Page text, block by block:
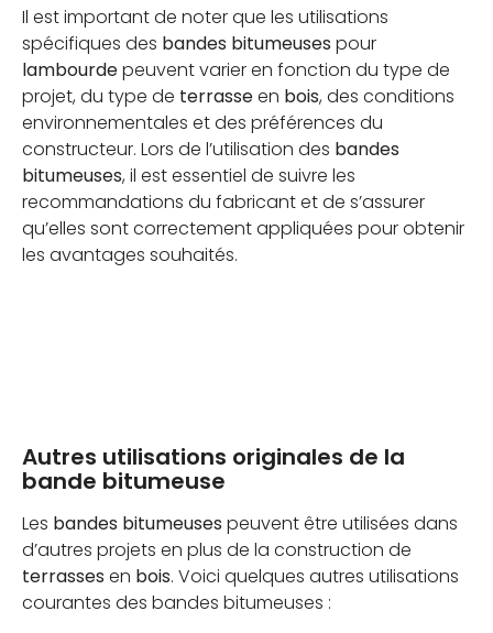
Il est important de noter que les utilisations
spécifiques des bandes bitumeuses pour
lambourdepeuvent varier en fonction du type de
projet, du type de terrasseen bois, des conditions
environnementales et des préférences du
constructeur. Lors de l’utilisation des bandes
bitumeuses, il est essentiel de suivre les
recommandations du fabricant et de s’assurer
qu’elles sont correctement appliquées pour obtenir
les avantages souhaités.
Autres utilisations originales de la
bande bitumeuse
Les bandes bitumeuses peuvent être utilisées dans
d’autres projets en plus de la construction de
terrasses en bois. Voici quelques autres utilisations
courantes des bandes bitumeuses :